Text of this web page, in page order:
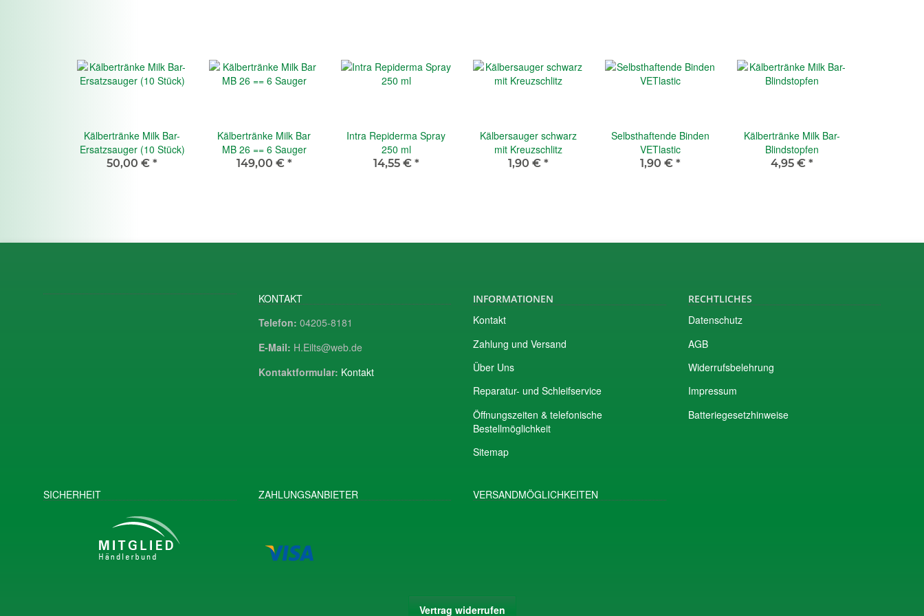
Kälbertränke Milk Bar-
Ersatzsauger (10 Stück)
50,00 € *
Kälbertränke Milk Bar
MB 26 == 6 Sauger
149,00 € *
Intra Repiderma Spray
250 ml
14,55 € *
Kälbersauger schwarz
mit Kreuzschlitz
1,90 € *
Selbsthaftende Binden
VETlastic
1,90 € *
Kälbertränke Milk Bar-
Blindstopfen
4,95 € *
KONTAKT
Telefon: 04205-8181
E-Mail: H.Eilts@web.de
Kontaktformular: Kontakt
INFORMATIONEN
Kontakt
Zahlung und Versand
Über Uns
Reparatur- und Schleifservice
Öffnungszeiten & telefonische
Bestellmöglichkeit
Sitemap
RECHTLICHES
Datenschutz
AGB
Widerrufsbelehrung
Impressum
Batteriegesetzhinweise
SICHERHEIT ZAHLUNGSANBIETER VERSANDMÖGLICHKEITEN
Vertrag widerrufen